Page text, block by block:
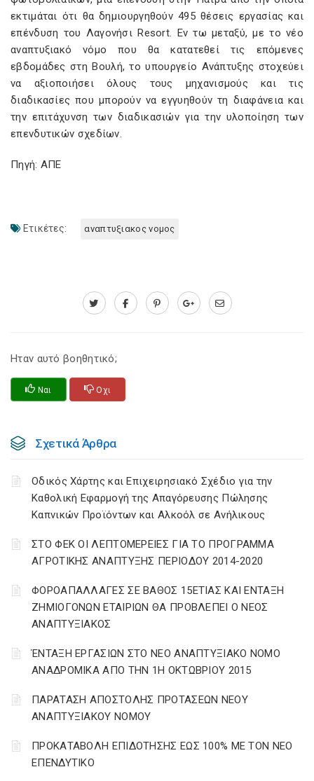
εκτιμάται ότι θα δημιουργηθούν 495 θέσεις εργασίας και
επένδυση του Λαγονήσι Resort. Εν τω μεταξύ, με το νέο
αναπτυξιακό νόμο που θα κατατεθεί τις επόμενες
εβδομάδες στη Βουλή, το υπουργείο Ανάπτυξης στοχεύει
να αξιοποιήσει όλους τους μηχανισμούς και τις
διαδικασίες που μπορούν να εγγυηθούν τη διαφάνεια και
την επιτάχυνση των διαδικασιών για την υλοποίηση των
επενδυτικών σχεδίων.
Πηγή: ΑΠΕ
Ετικέτες: αναπτυξιακος νομος
Ηταν αυτό βοηθητικό;
Ναι Οχι
Σχετικά Άρθρα
Οδικός Χάρτης και Επιχειρησιακό Σχέδιο για την
Καθολική Εφαρμογή της Απαγόρευσης Πώλησης
Καπνικών Προϊόντων και Αλκοόλ σε Ανήλικους
ΣΤΟ ΦΕΚ ΟΙ ΛΕΠΤΟΜΕΡΕΙΕΣ ΓΙΑ ΤΟ ΠΡΟΓΡΑΜΜΑ
ΑΓΡΟΤΙΚΗΣ ΑΝΑΠΤΥΞΗΣ ΠΕΡΙΟΔΟΥ 2014-2020
ΦΟΡΟΑΠΑΛΛΑΓΕΣ ΣΕ ΒΑΘΟΣ 15ΕΤΙΑΣ ΚΑΙ ΕΝΤΑΞΗ
ΖΗΜΙΟΓΟΝΩΝ ΕΤΑΙΡΙΩΝ ΘΑ ΠΡΟΒΛΕΠΕΙ Ο ΝΕΟΣ
ΑΝΑΠΤΥΞΙΑΚΟΣ
ΈΝΤΑΞΗ ΕΡΓΑΣΙΩΝ ΣΤΟ ΝΕΟ ΑΝΑΠΤΥΞΙΑΚΟ ΝΟΜΟ
ΑΝΑΔΡΟΜΙΚΑ ΑΠΟ ΤΗΝ 1Η ΟΚΤΩΒΡΙΟΥ 2015
ΠΑΡΑΤΑΣΗ ΑΠΟΣΤΟΛΗΣ ΠΡΟΤΑΣΕΩΝ ΝΕΟΥ
ΑΝΑΠΤΥΞΙΑΚΟΥ ΝΟΜΟΥ
ΠΡΟΚΑΤΑΒΟΛΗ ΕΠΙΔΟΤΗΣΗΣ ΕΩΣ 100% ΜΕ ΤΟΝ ΝΕΟ
ΕΠΕΝΔΥΤΙΚΟ